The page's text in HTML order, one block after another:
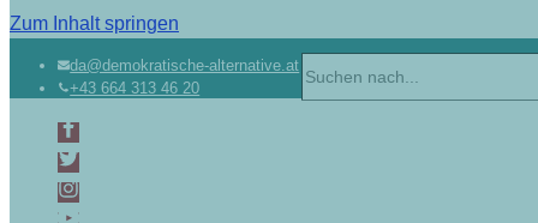
Zum Inhalt springen
da@demokratische-alternative.at
+43 664 313 46 20